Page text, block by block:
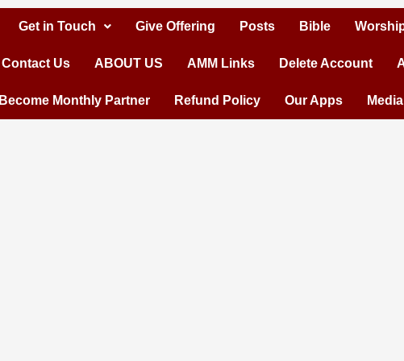
Get in Touch Give Offering Posts Bible
Contact Us ABOUT US AMM Links Delete Account
Become Monthly Partner Refund Policy Our Apps